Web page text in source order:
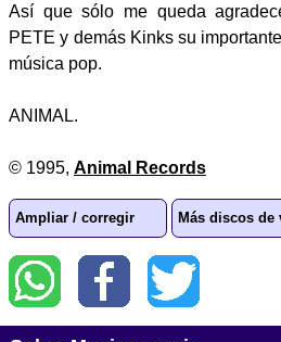
Así que sólo me queda
PETE y demás Kinks su
música pop.
ANIMAL.
© 1995, Animal Records
Ampliar / corregir Más discos de